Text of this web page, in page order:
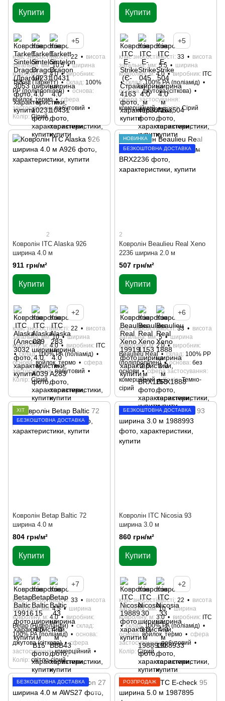
Купити
+5
клас зносостійкості 22
висота
загальна, мм 10,5
ширина
ковроліну, м 4.0
виробник
Tarkett (Таркетт)
склад 100%
РР (поліпропілен)
основа
войлок, термо
сфера
застосування побутовий
Колір Сірий
Купити
+5
клас зносостійкості 33
висота
загальна, мм 5.5
ширина
ковроліну, м 4.0 виробник
ITC
склад 100% РА (поліамід)
основа джутова (сіткова)
сфера застосування
комерційний
Колір Сірий
2
Ковролін ITC Alaska 926
ширина 4.0 м
911 грн/м²
Купити
+2
клас зносостійкості 22
висота
загальна, мм 10
ширина
ковроліну, м 4.0 виробник
ITC
склад 100% РА (поліамід)
основа войлок, термо
сфера
застосування побутовий
Колір Сірий
НОВИНКА
БЕЗКОШТОВНА ДОСТАВКА
2
Ковролін Beaulieu Real Xeno
2236 ширина 2.0 м
507 грн/м²
Купити
+6
клас зносостійкості 33
висота
загальна, мм 5
ширина
ковроліну, м 2.0
виробник
Beaulieu Real
склад 100% РР
(поліпропілен)
основа без
основи
сфера застосування
комерційний
Колір Темно-
сірий
ХІТ
БЕЗКОШТОВНА ДОСТАВКА
Кoврoлін Betap Baltic 72
ширина 4.0 м
804 грн/м²
Купити
+7
клас зносостійкості 33
висота
загальна, мм 4.5
ширина
ковроліну, м 4.0
виробник
Betap (Нідерланди)
склад
100% РА (поліамід)
основа
джутова (сіткова)
сфера
застосування комерційний
Колір світло-сірий
БЕЗКОШТОВНА ДОСТАВКА
Ковролін ITC Nicosia 93
ширина 3.0 м
860 грн/м²
Купити
+2
клас зносостійкості 22
висота
загальна, мм 10
ширина
ковроліну, м 3.0 виробник
ITC
склад 100% РА (поліамід)
основа войлок, термо
сфера
застосування побутовий
Колір Сірий
БЕЗКОШТОВНА ДОСТАВКА РОЗПРОДАЖ